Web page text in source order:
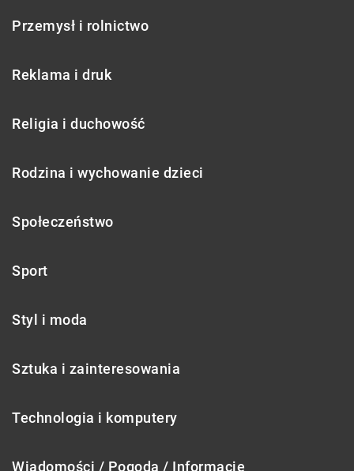
Przemysł i rolnictwo
Reklama i druk
Religia i duchowość
Rodzina i wychowanie dzieci
Społeczeństwo
Sport
Styl i moda
Sztuka i zainteresowania
Technologia i komputery
Wiadomości / Pogoda / Informacje